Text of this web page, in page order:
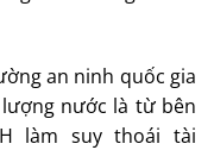
an ninh quốc gia
nước là từ bên
làm suy thoái tài